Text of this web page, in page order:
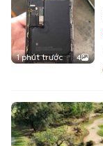
1 phút trước 4